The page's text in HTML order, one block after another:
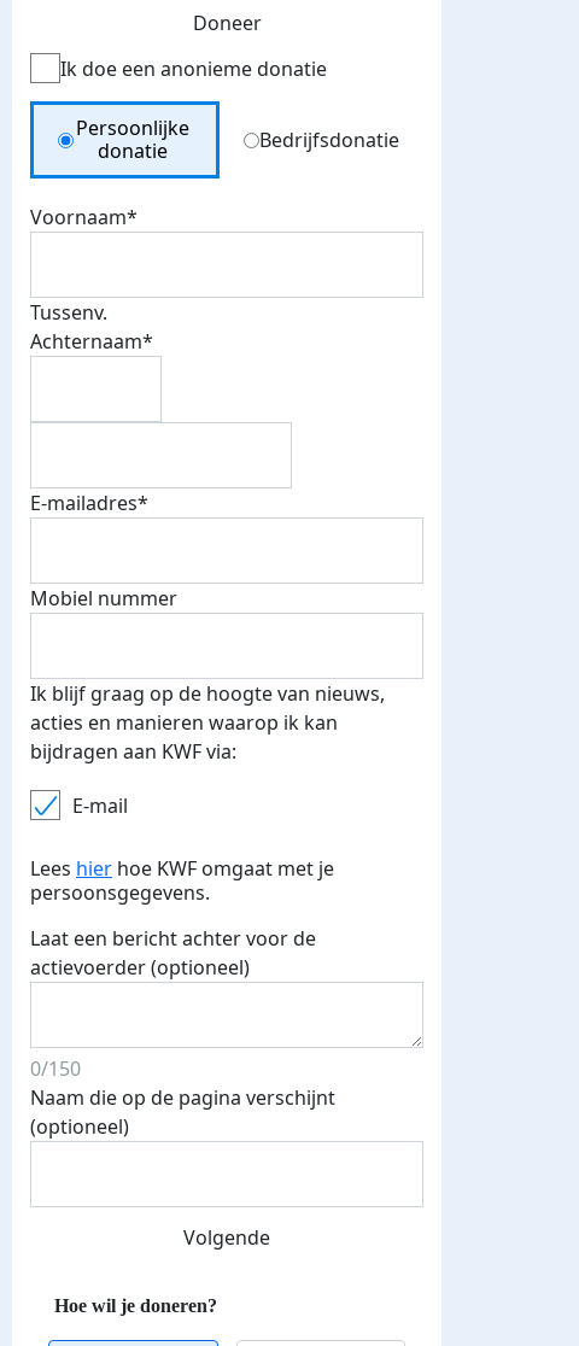
Doneer
Ik doe een anonieme donatie
Donation Type
Persoonlijke
donatie
Bedrijfsdonatie
Voornaam*
Tussenv.
Achternaam*
E-mailadres*
Mobiel nummer
Ik blijf graag op de hoogte van nieuws,
acties en manieren waarop ik kan
bijdragen aan KWF via:
E-mail
Lees hier hoe KWF omgaat met je
persoonsgegevens.
Laat een bericht achter voor de
actievoerder (optioneel)
0/150
Naam die op de pagina verschijnt
(optioneel)
Volgende